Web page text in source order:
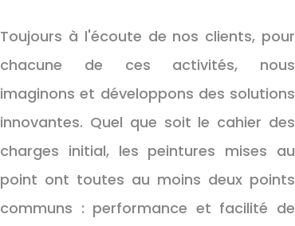
Toujours à l'écoute de nos clients, pour
chacune de ces activités, nous
imaginons et développons des solutions
innovantes. Quel que soit le cahier des
charges initial, les peintures mises au
point ont toutes au moins deux points
communs : performance et facilité de